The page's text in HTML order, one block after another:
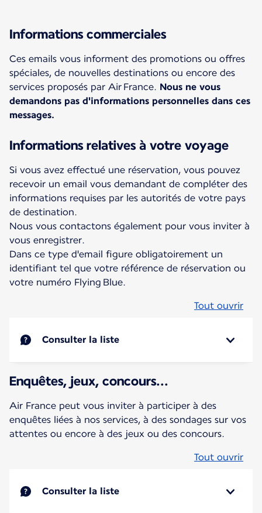
Informations commerciales
Ces emails vous informent des promotions ou offres
spéciales, de nouvelles destinations ou encore des
services proposés par Air France. Nous ne vous
demandons pas d'informations personnelles dans ces
messages.
Informations relatives à votre voyage
Si vous avez effectué une réservation, vous pouvez
recevoir un email vous demandant de compléter des
informations requises par les autorités de votre pays
de destination.
Nous vous contactons également pour vous inviter à
vous enregistrer.
Dans ce type d'email figure obligatoirement un
identifiant tel que votre référence de réservation ou
votre numéro Flying Blue.
Tout ouvrir
Consulter la liste
Enquêtes, jeux, concours...
Air France peut vous inviter à participer à des
enquêtes liées à nos services, à des sondages sur vos
attentes ou encore à des jeux ou des concours.
Tout ouvrir
Consulter la liste